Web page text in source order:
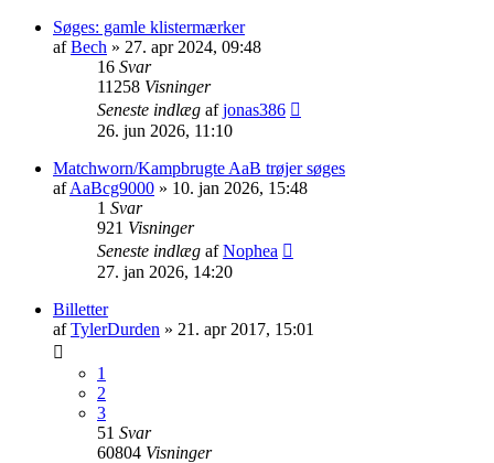
Søges: gamle klistermærker
afBech » 27. apr 2024, 09:48
16 Svar
11258 Visninger
Seneste indlæg afjonas386
26. jun 2026, 11:10
Matchworn/Kampbrugte AaB trøjer søges
afAaBcg9000 » 10. jan 2026, 15:48
1 Svar
921 Visninger
Seneste indlæg afNophea
27. jan 2026, 14:20
Billetter
afTylerDurden » 21. apr 2017, 15:01
1
2
3
51 Svar
60804 Visninger